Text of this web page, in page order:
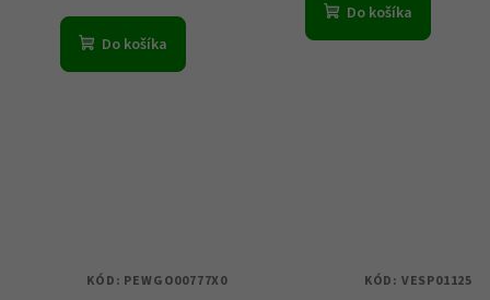
Do košíka
Do košíka
KÓD: PEWGO00777X0 KÓD: VESP01125